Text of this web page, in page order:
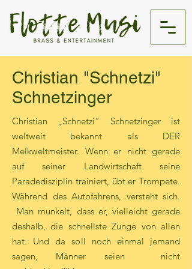
Christian "Schnetzi"
Schnetzinger
Christian „Schnetzi“ Schnetzinger ist
weltweit bekannt als DER
Melkweltmeister. Wenn er nicht gerade
auf seiner Landwirtschaft seine
Paradedisziplin trainiert, übt er Trompete.
Während des Autofahrens, versteht sich.
Man munkelt, dass er, vielleicht gerade
deshalb, die schnellste Zunge von allen
hat. Und da soll noch einmal jemand
sagen, Männer seien nicht